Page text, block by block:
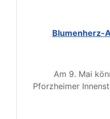
Blumenherz-
Am 9. Mai
Pforzheimer